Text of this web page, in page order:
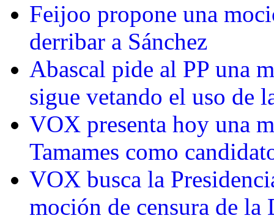
Feijoo propone una
derribar a Sánchez
Abascal pide al PP una
sigue vetando el uso de
VOX presenta hoy una
Tamames como
VOX busca la
moción de censura de la